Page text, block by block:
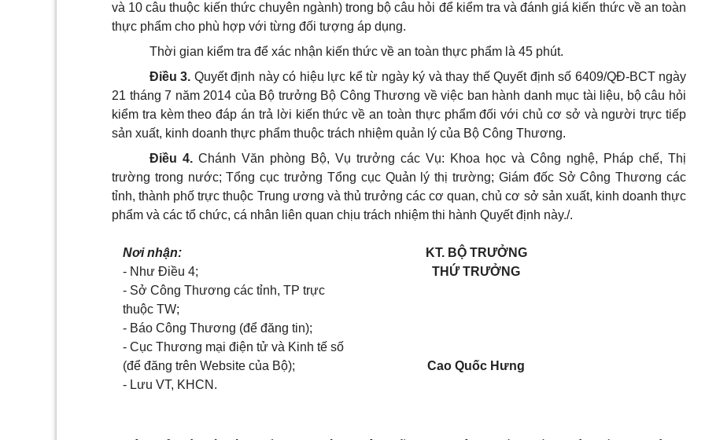
và 10 câu thuộc kiến thức chuyên ngành) trong bộ câu hỏi để kiểm tra và đánh giá kiến thức về an toàn
thực phẩm cho phù hợp với từng đối tượng áp dụng.
Thời gian kiểm tra để xác nhận kiến thức về an toàn thực phẩm là 45 phút.
Điều 3. Quyết định này có hiệu lực kể từ ngày ký và thay thế Quyết định số 6409/QĐ-BCT ngày
21 tháng 7 năm 2014 của Bộ trưởng Bộ Công Thương về việc ban hành danh mục tài liệu, bộ câu hỏi
kiểm tra kèm theo đáp án trả lời kiến thức về an toàn thực phẩm đối với chủ cơ sở và người trực tiếp
sản xuất, kinh doanh thực phẩm thuộc trách nhiệm quản lý của Bộ Công Thương.
Điều 4. Chánh Văn phòng Bộ, Vụ trưởng các Vụ: Khoa học và Công nghệ, Pháp chế, Thị
trường trong nước; Tổng cục trưởng Tổng cục Quản lý thị trường; Giám đốc Sở Công Thương các
tỉnh, thành phố trực thuộc Trung ương và thủ trưởng các cơ quan, chủ cơ sở sản xuất, kinh doanh thực
phẩm và các tổ chức, cá nhân liên quan chịu trách nhiệm thi hành Quyết định này./.
Nơi nhận:
- Như Điều 4;
- Sở Công Thương các tỉnh, TP trực
thuộc TW;
- Báo Công Thương (để đăng tin);
- Cục Thương mại điện tử và Kinh tế số
(để đăng trên Website của Bộ);
- Lưu VT, KHCN.
KT. BỘ TRƯỞNG
THỨ TRƯỞNG
Cao Quốc Hưng